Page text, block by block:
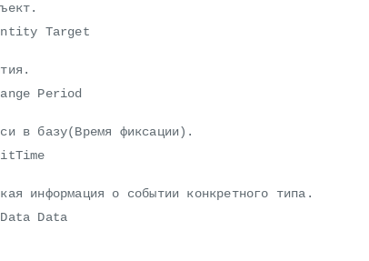
Target
Period
базу(Время фиксации).
информация о событии конкретного типа.
Data